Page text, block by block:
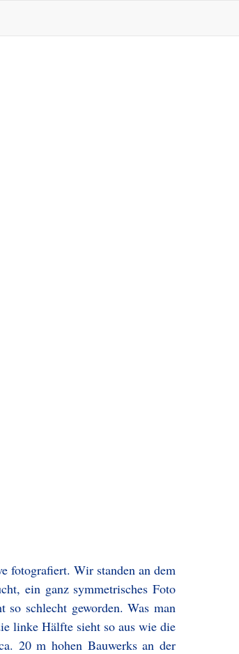
fotografiert. Wir standen an dem
ein ganz symmetrisches Foto
schlecht geworden. Was man
linke Hälfte sieht so aus wie die
20 m hohen Bauwerks an der